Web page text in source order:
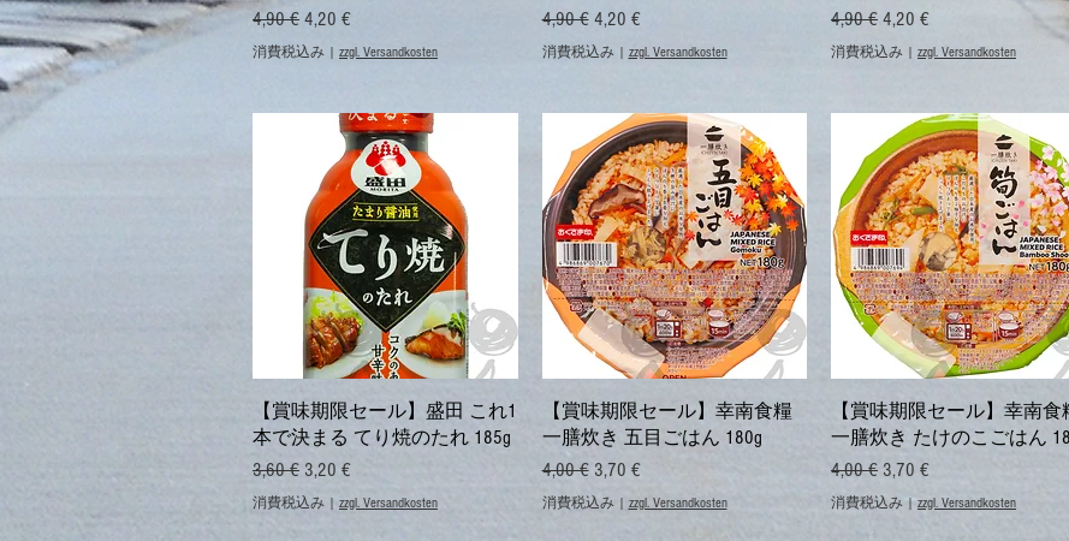
通常価格
4,90 € セール価格
4,20 €
消費税込み zzgl. Versandkosten
通常価格
4,90 € セール価格
4,20 €
消費税込み| zzgl. Versandkosten
通常価格
4,90 € セール価格
4,20 €
消費税込み zzgl. Versandkosten
クイックビュー
【賞味期限セール】盛田 これ1
本で決まる てり焼のたれ 185g
通常価格
3,60 € セール価格
3,20 €
消費税込み | zzgl. Versandkosten
クイックビュー
【賞味期限セール】幸南食糧
一膳炊き 五目ごはん 180g
通常価格
4,00 € セール価格
3,70 €
消費税込み| zzgl. Versandkosten
クイックビュー
【賞味期限セール】幸南食
一膳炊き たけのこごはん
通常価格
4,00 € セール価格
3,70 €
消費税込み | zzgl. Versandkosten